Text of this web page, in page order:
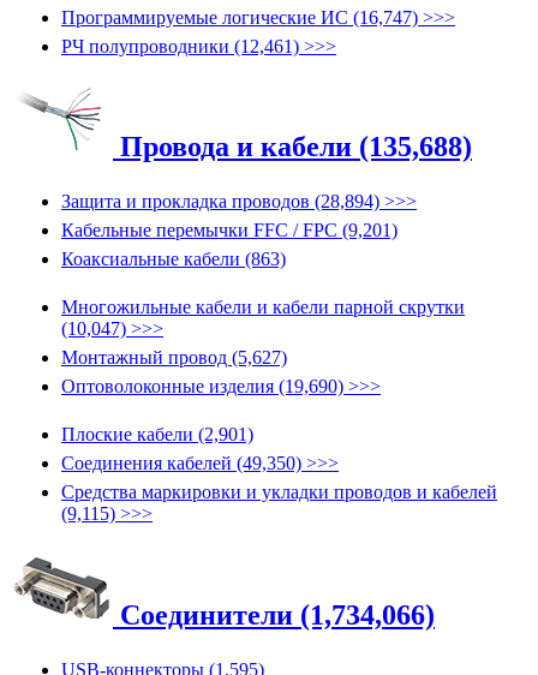
Программируемые логические ИС (16,747) >>>
РЧ полупроводники (12,461) >>>
Провода и кабели (135,688)
Защита и прокладка проводов (28,894) >>>
Кабельные перемычки FFC / FPC (9,201)
Коаксиальные кабели (863)
Многожильные кабели и кабели парной скрутки
(10,047) >>>
Монтажный провод (5,627)
Оптоволоконные изделия (19,690) >>>
Плоские кабели (2,901)
Соединения кабелей (49,350) >>>
Средства маркировки и укладки проводов и кабелей
(9,115) >>>
Соединители (1,734,066)
USB-коннекторы (1,595)